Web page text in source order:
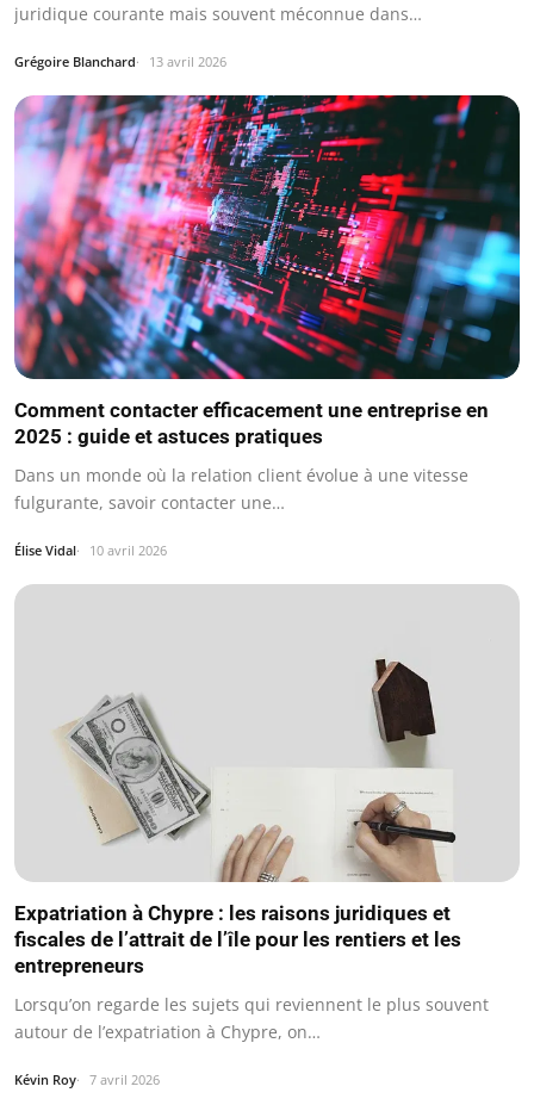
juridique courante mais souvent méconnue dans…
Grégoire Blanchard 13 avril 2026
Comment contacter efficacement une entreprise en
2025 : guide et astuces pratiques
Dans un monde où la relation client évolue à une vitesse
fulgurante, savoir contacter une…
Élise Vidal 10 avril 2026
Expatriation à Chypre : les raisons juridiques et
fiscales de l’attrait de l’île pour les rentiers et les
entrepreneurs
Lorsqu’on regarde les sujets qui reviennent le plus souvent
autour de l’expatriation à Chypre, on…
Kévin Roy 7 avril 2026